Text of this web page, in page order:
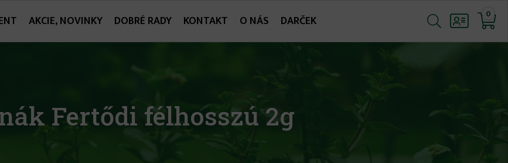
AKCIE, NOVINKY DOBRÉ RADY KONTAKT O NÁS DARČEK 0
Fertődi félhosszú 2g